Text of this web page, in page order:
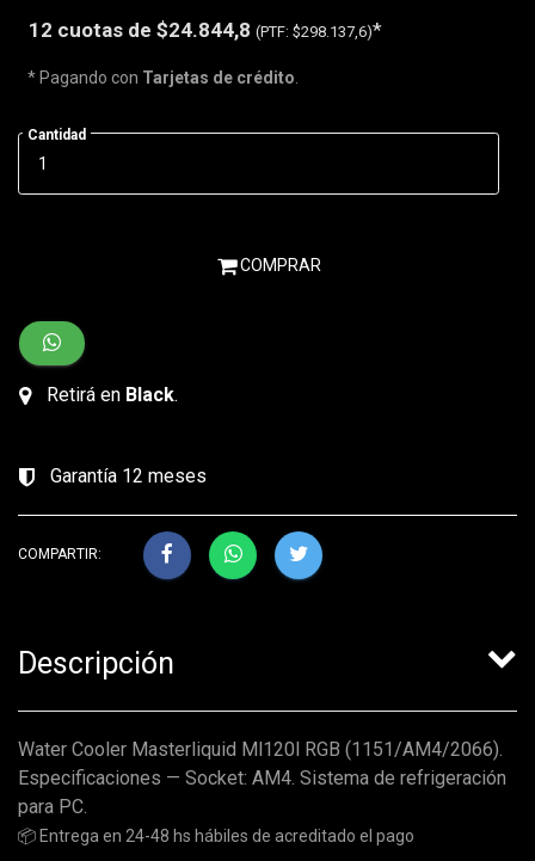
12 cuotas de $24.844,8 (PTF: $298.137,6)*
* Pagando con Tarjetas de crédito
Cantidad
COMPRAR
Retirá en Black.
Garantía 12 meses
COMPARTIR:
Descripción
Water Cooler Masterliquid Ml120l RGB (1151/AM4/2066).
Especificaciones — Socket: AM4. Sistema de refrigeración
para PC.
📦 Entrega en 24-48 hs hábiles de acreditado el pago